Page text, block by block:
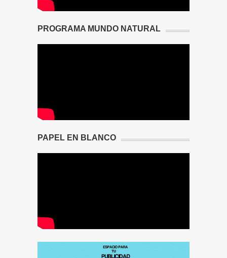
PROGRAMA MUNDO NATURAL
PAPEL EN BLANCO